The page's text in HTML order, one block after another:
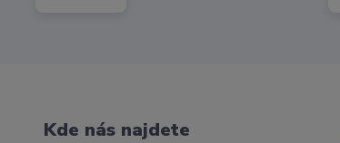
Kde nás najdete